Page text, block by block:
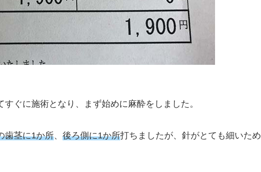
ぐに施術となり、まず始めに麻酔をしました。
歯茎に1か所、 後ろ側に1か所打ちましたが、針がとても細いため